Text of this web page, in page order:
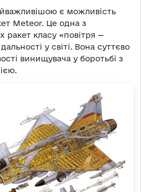
є можливість
Meteor. Це одна з
ракет класу «повітря —
у світі. Вона суттєво
винищувача у боротьбі з